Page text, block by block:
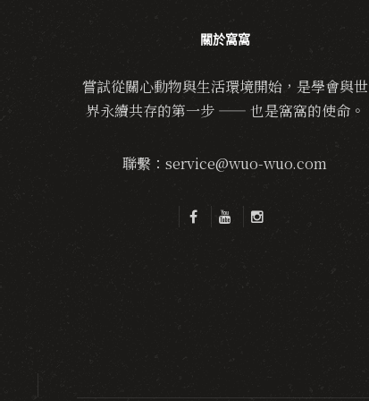
關於窩窩
嘗試從關心動物與生活環境開始，是學會與世
界永續共存的第一步 —— 也是窩窩的使命。
聯繫：service@wuo-wuo.com